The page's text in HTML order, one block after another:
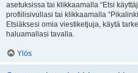
asetuksissa tai klikkaamalla “Etsi
profiilisivullasi tai klikkaamalla
Etsiäksesi omia viestiketjuja, käytä
haluamallasi tavalla.
Ylös